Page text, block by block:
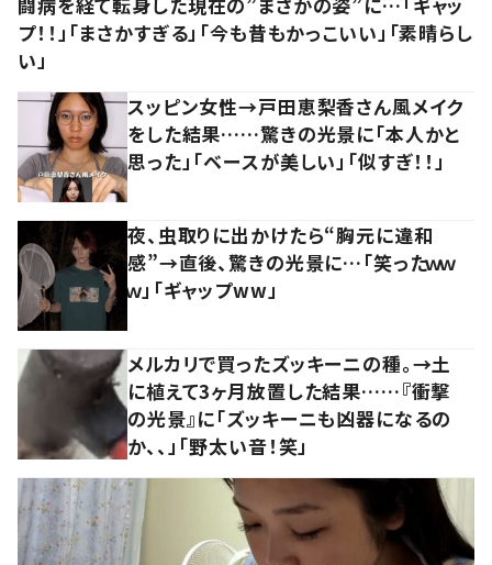
プ！！」「まさかすぎる」「今も昔もかっこいい」「素晴らし
い」
スッピン女性→戸田恵梨香さん風メイク
をした結果……驚きの光景に「本人かと
思った」「ベースが美しい」「似すぎ！！」
夜、虫取りに出かけたら“胸元に違和
感”→直後、驚きの光景に…「笑ったｗｗ
ｗ」「ギャップww」
メルカリで買ったズッキーニの種。→土
に植えて3ヶ月放置した結果……『衝撃
の光景』に「ズッキーニも凶器になるの
か、、」「野太い音！笑」